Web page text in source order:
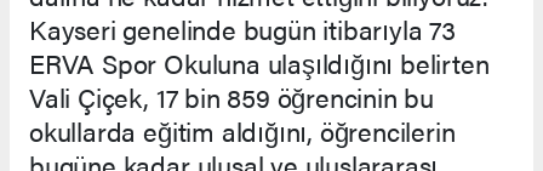
Kayseri genelinde bugün itibarıyla 73
ERVA Spor Okuluna ulaşıldığını belirten
Vali Çiçek, 17 bin 859 öğrencinin bu
okullarda eğitim aldığını, öğrencilerin